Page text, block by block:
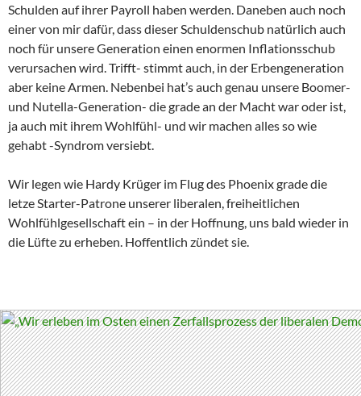
Schulden auf ihrer Payroll haben werden. Daneben auch noch
einer von mir dafür, dass dieser Schuldenschub natürlich auch
noch für unsere Generation einen enormen Inflationsschub
verursachen wird. Trifft- stimmt auch, in der Erbengeneration
aber keine Armen. Nebenbei hat’s auch genau unsere Boomer-
und Nutella-Generation- die grade an der Macht war oder ist,
ja auch mit ihrem Wohlfühl- und wir machen alles so wie
gehabt -Syndrom versiebt.
Wir legen wie Hardy Krüger im Flug des Phoenix grade die
letze Starter-Patrone unserer liberalen, freiheitlichen
Wohlfühlgesellschaft ein – in der Hoffnung, uns bald wieder in
die Lüfte zu erheben. Hoffentlich zündet sie.